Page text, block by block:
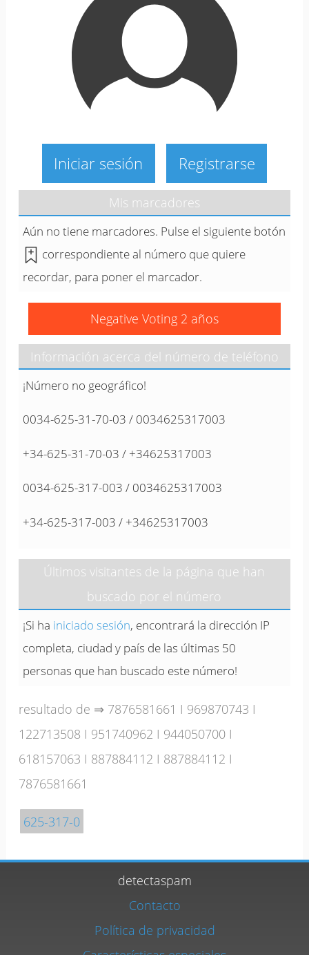
Iniciar sesión Registrarse
Mis marcadores
Aún no tiene marcadores. Pulse el siguiente botón
correspondiente al número que quiere
recordar, para poner el marcador.
Negative Voting 2 años
Información acerca del número de teléfono
¡Número no geográfico!
0034-625-31-70-03 / 0034625317003
+34-625-31-70-03 / +34625317003
0034-625-317-003 / 0034625317003
+34-625-317-003 / +34625317003
Últimos visitantes de la página que han
buscado por el número
¡Si ha iniciado sesión, encontrará la dirección IP
completa, ciudad y país de las últimas 50
personas que han buscado este número!
resultado de ⇒ 7876581661 I 969870743 I
122713508 I 951740962 I 944050700 I
618157063 I 887884112 I 887884112 I
7876581661
625-317-0
detectaspam
Contacto
Política de privacidad